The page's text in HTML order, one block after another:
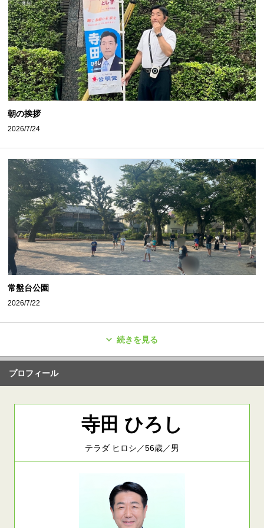
朝の挨拶
2026/7/24
常盤台公園
2026/7/22
続きを見る
プロフィール
寺田 ひろし
テラダ ヒロシ／56歳／男